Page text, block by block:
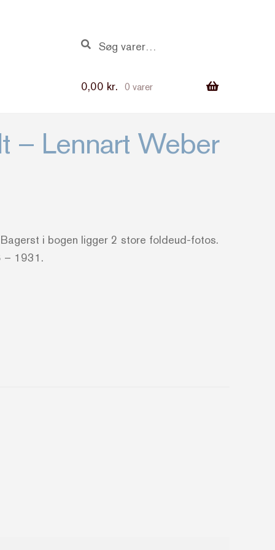
efter:
Søg
0,00 kr. 0 varer
– Lennart Weber
i bogen ligger 2 store foldeud-fotos.
– 1931.